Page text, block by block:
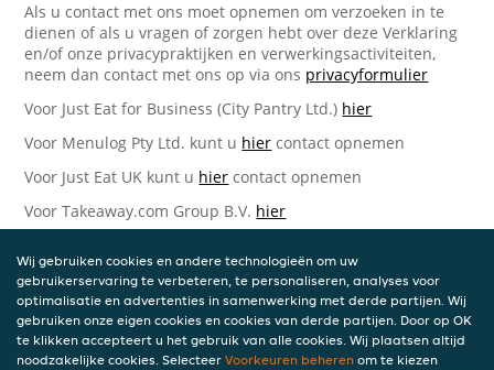
Als u contact met ons moet opnemen om verzoeken in te
dienen of als u vragen of zorgen hebt over deze Verklaring
en/of onze privacypraktijken en verwerkingsactiviteiten,
neem dan contact met ons op via ons privacyformulier
Voor Just Eat for Business (City Pantry Ltd.) hier
Voor Menulog Pty Ltd. kunt u hier contact opnemen
Voor Just Eat UK kunt u hier contact opnemen
Voor Takeaway.com Group B.V. hier
Takeaway.com Group B.V.
Piet Heinkade 61
1019 GM Amsterdam
Nederland
Wij gebruiken cookies en andere technologieën om uw
gebruikerservaring te verbeteren, te personaliseren, analyses voor
optimalisatie en advertenties in samenwerking met derde partijen. Wij
gebruiken onze eigen cookies en cookies van derde partijen. Door op OK
te klikken accepteert u het gebruik van alle cookies. Wij plaatsen altijd
noodzakelijke cookies. Selecteer Voorkeuren beheren om te kiezen